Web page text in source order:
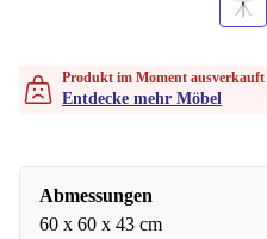
Produkt im Moment ausverkauft
Entdecke mehr Möbel
Abmessungen
60 x 60 x 43 cm